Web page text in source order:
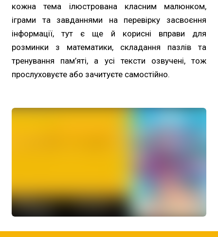
кожна тема ілюстрована класним малюнком,
іграми та завданнями на перевірку засвоєння
інформації, тут є ще й корисні вправи для
розминки з математики, складання пазлів та
тренування пам’яті, а усі тексти озвучені, тож
прослуховуєте або зачитуєте самостійно.